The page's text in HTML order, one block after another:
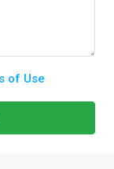
of Use